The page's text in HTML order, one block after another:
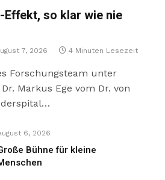
Effekt, so klar wie nie
7, 2026 4 Minuten Lesezeit
Forschungsteam unter
Markus Ege vom Dr. von
6, 2026
Bühne für kleine